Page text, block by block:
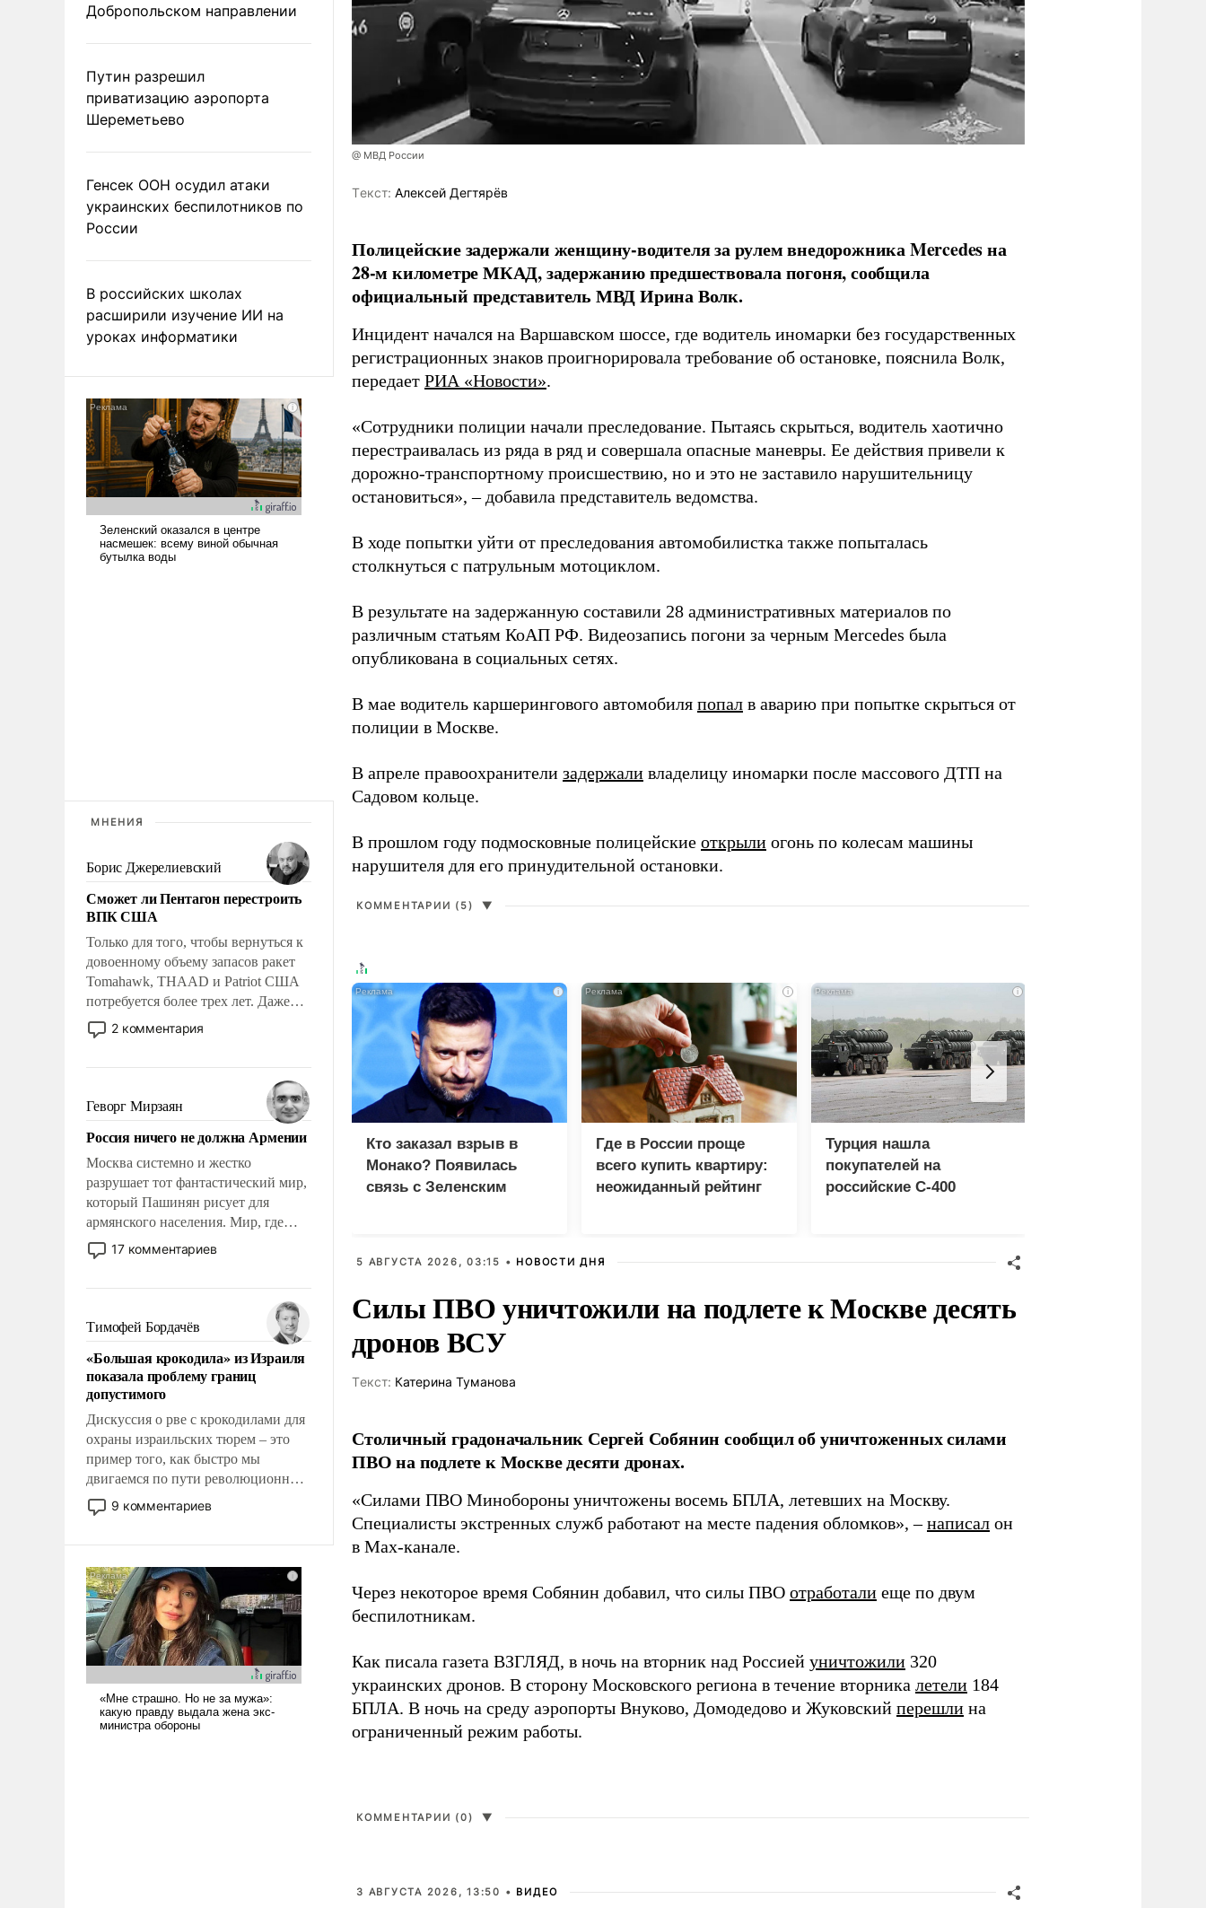
Добропольском направлении
Путин разрешил
приватизацию аэропорта
Шереметьево
Генсек ООН осудил атаки
украинских беспилотников по
России
В российских школах
расширили изучение ИИ на
уроках информатики
МНЕНИЯ
Борис Джерелиевский
Сможет ли Пентагон перестроить
ВПК США
Только для того, чтобы вернуться к
довоенному объему запасов ракет
Tomahawk, THAAD и Patriot США
потребуется более трех лет. Даже
небольшая война с Ираном
опустошила американские
уязвимости США, например, перед
Китаем.
2 комментария
Геворг Мирзаян
Россия ничего не должна Армении
Москва системно и жестко
разрушает тот фантастический мир,
который Пашинян рисует для
армянского населения. Мир, где
политические прожекты будут
безусловно оплачиваться за счет
где Еревану за свои поступки не
нужно отвечать.
17 комментариев
Тимофей Бордачёв
«Большая крокодила» из Израиля
показала проблему границ
допустимого
Дискуссия о рве с крокодилами для
охраны израильских тюрем – это
пример того, как быстро мы
двигаемся по пути революционных
изменений. То, что несколько лет
назад было образом для
9 комментариев
@ МВД России
Tекст: Алексей Дегтярёв
Полицейские задержали женщину-водителя за рулем внедорожника Mercedes на
28-м километре МКАД, задержанию предшествовала погоня, сообщила
официальный представитель МВД Ирина Волк.
Инцидент начался на Варшавском шоссе, где водитель иномарки без государственных
регистрационных знаков проигнорировала требование об остановке, пояснила Волк,
передает РИА «Новости».
«Сотрудники полиции начали преследование. Пытаясь скрыться, водитель хаотично
перестраивалась из ряда в ряд и совершала опасные маневры. Ее действия привели к
дорожно-транспортному происшествию, но и это не заставило нарушительницу
остановиться», – добавила представитель ведомства.
В ходе попытки уйти от преследования автомобилистка также попыталась
столкнуться с патрульным мотоциклом.
В результате на задержанную составили 28 административных материалов по
различным статьям КоАП РФ. Видеозапись погони за черным Mercedes была
опубликована в социальных сетях.
В мае водитель каршерингового автомобиля попал в аварию при попытке скрыться от
полиции в Москве.
В апреле правоохранители задержали владелицу иномарки после массового ДТП на
Садовом кольце.
В прошлом году подмосковные полицейские открыли огонь по колесам машины
нарушителя для его принудительной остановки.
КОММЕНТАРИИ (5) ▼
i
Кто заказал взрыв в
Монако? Появилась
связь с Зеленским
i
Где в России проще
всего купить квартиру:
неожиданный рейтинг
i
Турция нашла
покупателей на
российские C-400
5 АВГУСТА 2026, 03:15 • НОВОСТИ ДНЯ
Силы ПВО уничтожили на подлете к Москве десять
дронов ВСУ
Tекст: Катерина Туманова
Столичный градоначальник Сергей Собянин сообщил об уничтоженных силами
ПВО на подлете к Москве десяти дронах.
«Силами ПВО Минобороны уничтожены восемь БПЛА, летевших на Москву.
Специалисты экстренных служб работают на месте падения обломков», –написал он
в Max-канале.
Через некоторое время Собянин добавил, что силы ПВО отработали еще по двум
беспилотникам.
Как писала газета ВЗГЛЯД, в ночь на вторник над Россией уничтожили 320
украинских дронов. В сторону Московского региона в течение вторника летели 184
БПЛА. В ночь на среду аэропорты Внуково, Домодедово и Жуковский перешли на
ограниченный режим работы.
КОММЕНТАРИИ (0) ▼
3 АВГУСТА 2026, 13:50 • ВИДЕО